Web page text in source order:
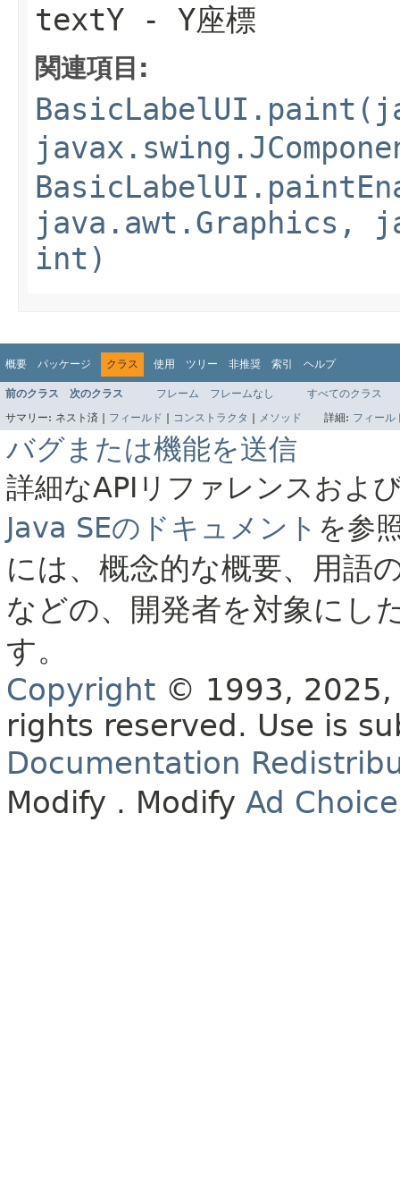
textY - Y座標
関連項目:
java.awt.Graphics,
int)
概要 パッケージ クラス 使用 ツリー 非推奨 索引 ヘルプ
前のクラス 次のクラス フレーム フレームなし
すべてのクラス
サマリー: ネスト済 | フィールド コンストラクタ メソッド 詳細: フィール
バグまたは機能を送信
詳細なAPIリファレンスおよ
Java SEのドキュメント を参
には、概念的な概要、用語
などの、開発者を対象にし
す。
Copyright © 1993,
rights reserved. Use is
Documentation
Modify . Modify Ad